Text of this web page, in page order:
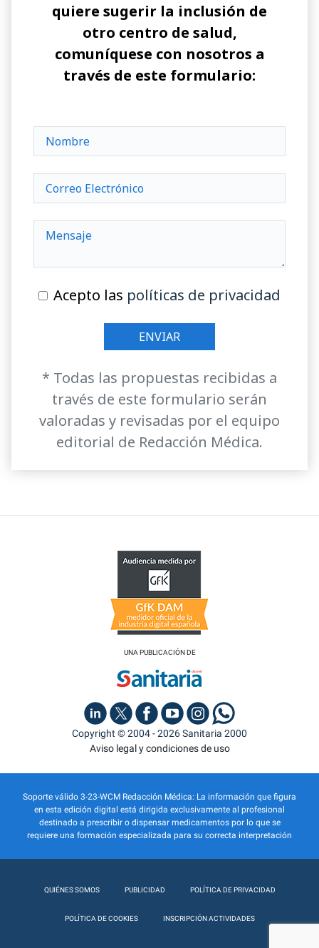
quiere sugerir la inclusión de
otro centro de salud,
comuníquese con nosotros a
través de este formulario:
Acepto las políticas de privacidad
* Todas las propuestas recibidas a
través de este formulario serán
valoradas y revisadas por el equipo
editorial de Redacción Médica.
UNA PUBLICACIÓN DE
Copyright © 2004 - 2026 Sanitaria 2000
Aviso legal y condiciones de uso
Soporte válido 3-23-WCM Redacción Médica: La información que figura
en esta edición digital está dirigida exclusivamente al profesional
destinado a prescribir o dispensar medicamentos por lo que se
requiere una formación especializada para su correcta interpretación
QUIÉNES SOMOS PUBLICIDAD POLÍTICA DE PRIVACIDAD
POLÍTICA DE COOKIES INSCRIPCIÓN ACTIVIDADES